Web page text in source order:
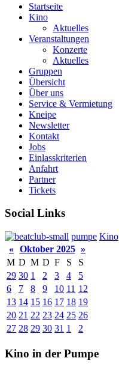
Startseite
Kino
Aktuelles
Veranstaltungen
Konzerte
Aktuelles
Gruppen
Übersicht
Über uns
Service & Vermietung
Kneipe
Newsletter
Kontakt
Jobs
Einlasskriterien
Anfahrt
Partner
Tickets
Social Links
pumpe Kino
« Oktober 2025 »
M D M D F S
S
29 30 1 2 3 4
5
6
7 8 9 10 11 12
13 14 15 16 17 18 19
20 21 22 23 24 25 26
27 28 29 30 31 1 2
Kino in der Pumpe